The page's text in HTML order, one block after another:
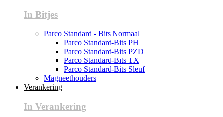
In Bitjes
Parco Standard - Bits Normaal
Parco Standard-Bits PH
Parco Standard-Bits PZD
Parco Standard-Bits TX
Parco Standard-Bits Sleuf
Magneethouders
Verankering
In Verankering